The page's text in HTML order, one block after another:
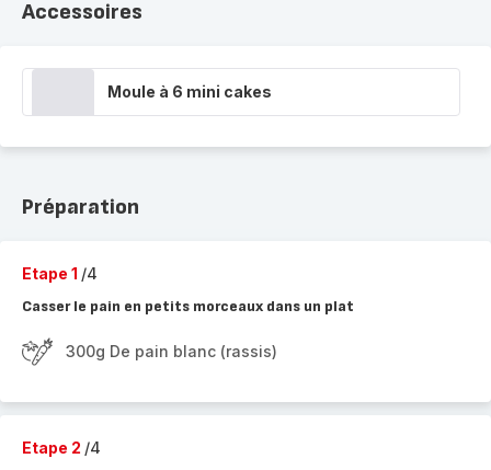
Accessoires
Moule à 6 mini cakes
Préparation
Etape 1 /4
Casser le pain en petits morceaux dans un plat
300g De pain blanc (rassis)
Etape 2 /4